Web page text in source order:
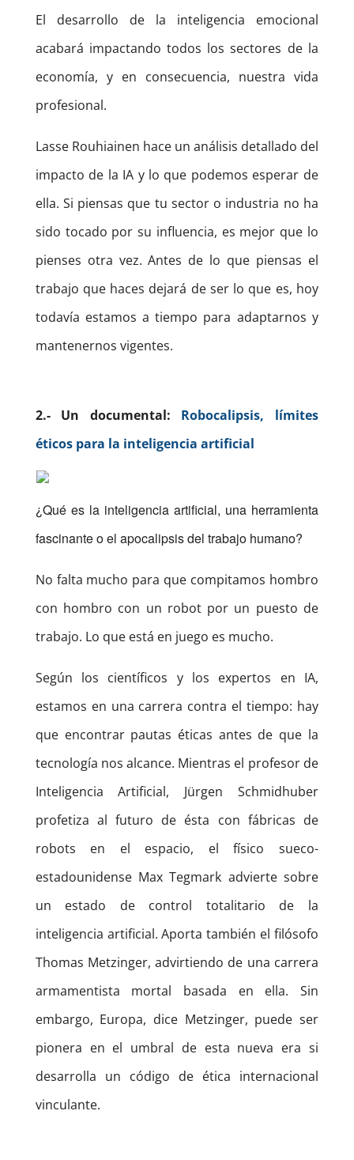
El desarrollo de la inteligencia emocional
acabará impactando todos los sectores de la
economía, y en consecuencia, nuestra vida
profesional.
Lasse Rouhiainen hace un análisis detallado del
impacto de la IA y lo que podemos esperar de
ella. Si piensas que tu sector o industria no ha
sido tocado por su influencia, es mejor que lo
pienses otra vez. Antes de lo que piensas el
trabajo que haces dejará de ser lo que es, hoy
todavía estamos a tiempo para adaptarnos y
mantenernos vigentes.
2.- Un documental: Robocalipsis, límites
éticos para la inteligencia artificial
¿Qué es la inteligencia artificial, una herramienta
fascinante o el apocalipsis del trabajo humano?
No falta mucho para que compitamos hombro
con hombro con un robot por un puesto de
trabajo. Lo que está en juego es mucho.
Según los científicos y los expertos en IA,
estamos en una carrera contra el tiempo: hay
que encontrar pautas éticas antes de que la
tecnología nos alcance. Mientras el profesor de
Inteligencia Artificial, Jürgen Schmidhuber
profetiza al futuro de ésta con fábricas de
robots en el espacio, el físico sueco-
estadounidense Max Tegmark advierte sobre
un estado de control totalitario de la
inteligencia artificial. Aporta también el filósofo
Thomas Metzinger, advirtiendo de una carrera
armamentista mortal basada en ella. Sin
embargo, Europa, dice Metzinger, puede ser
pionera en el umbral de esta nueva era si
desarrolla un código de ética internacional
vinculante.